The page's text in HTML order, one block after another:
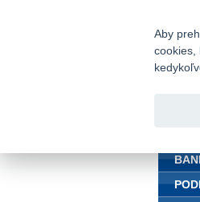
Aby
cookies,